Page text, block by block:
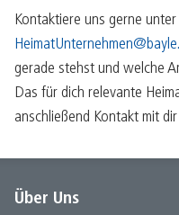
Kontaktiere uns gerne unter
gerade stehst und welche
Das für dich relevante
anschließend Kontakt mit
Über Uns